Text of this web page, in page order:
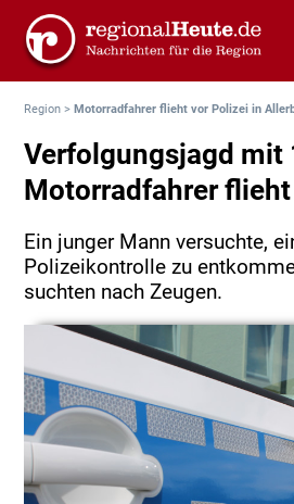
Region >Motorradfahrer flieht vor Polizei in
Verfolgungsjagd mit
Motorradfahrer
Ein junger Mann versuchte,
Polizeikontrolle zu
suchten nach Zeugen.